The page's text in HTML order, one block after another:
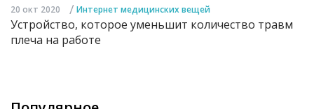
20 окт 2020 / Интернет медицинских вещей
Устройство, которое уменьшит количество травм
плеча на работе